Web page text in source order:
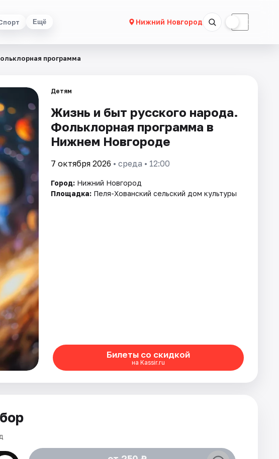
Ещё Нижний Новгород ☾
программа
Детям
Жизнь и быт русского народа.
Фольклорная программа в
Нижнем Новгороде
7 октября 2026 • среда • 12:00
Город: Нижний Новгород
Площадка: Пеля-Хованский сельский дом культуры
Билеты со скидкой
на Kassir.ru